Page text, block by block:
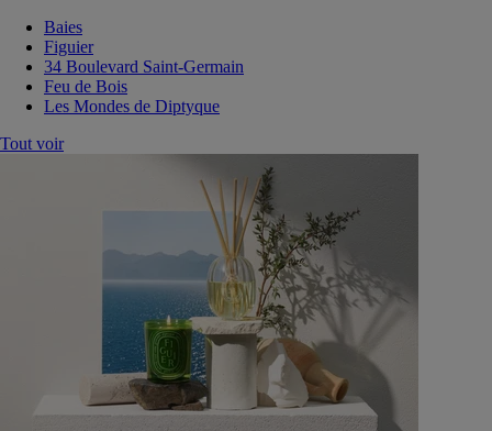
Baies
Figuier
34 Boulevard Saint-Germain
Feu de Bois
Les Mondes de Diptyque
Tout voir